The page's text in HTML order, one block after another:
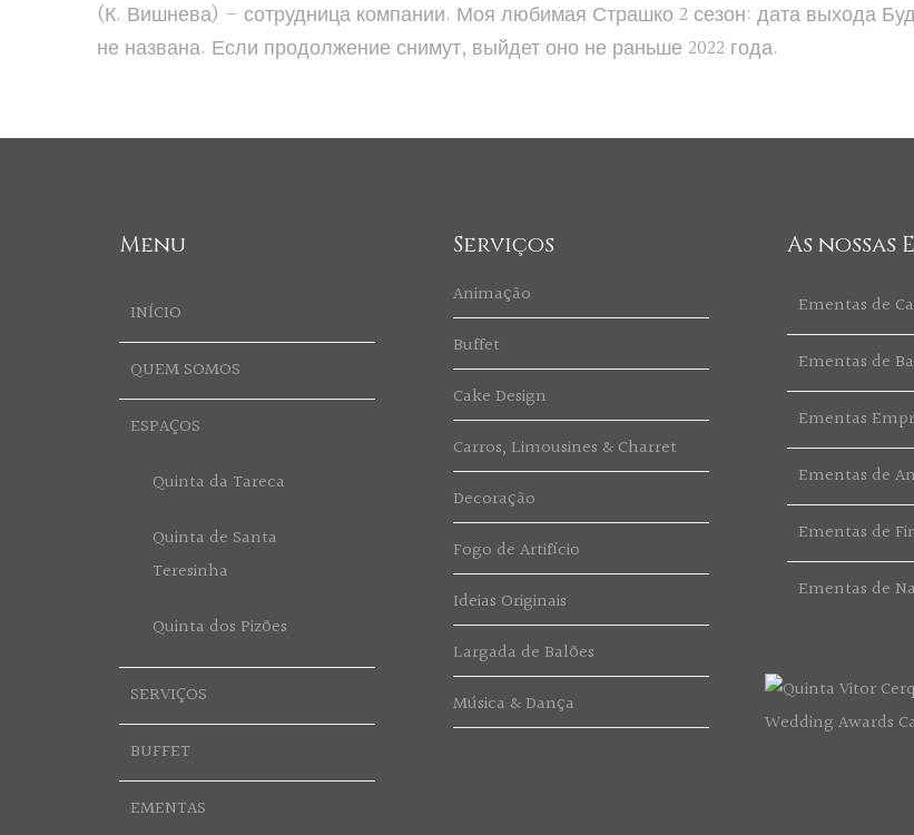
(К. Вишнева) — сотрудница компании. Моя любимая Страшко 2 сезон: дата выхода
не названа. Если продолжение снимут, выйдет оно не раньше 2022 года.
Menu
INÍCIO
QUEM SOMOS
ESPAÇOS
Quinta da Tareca
Quinta de Santa
Teresinha
Quinta dos Pizões
SERVIÇOS
BUFFET
EMENTAS
Serviços
Animação
Buffet
Cake Design
Carros, Limousines & Charret
Decoração
Fogo de Artifício
Ideias Originais
Largada de Balões
Música & Dança
As nossas
Ementas de
Ementas de
Ementas
Ementas de
Ementas de
Ementas de